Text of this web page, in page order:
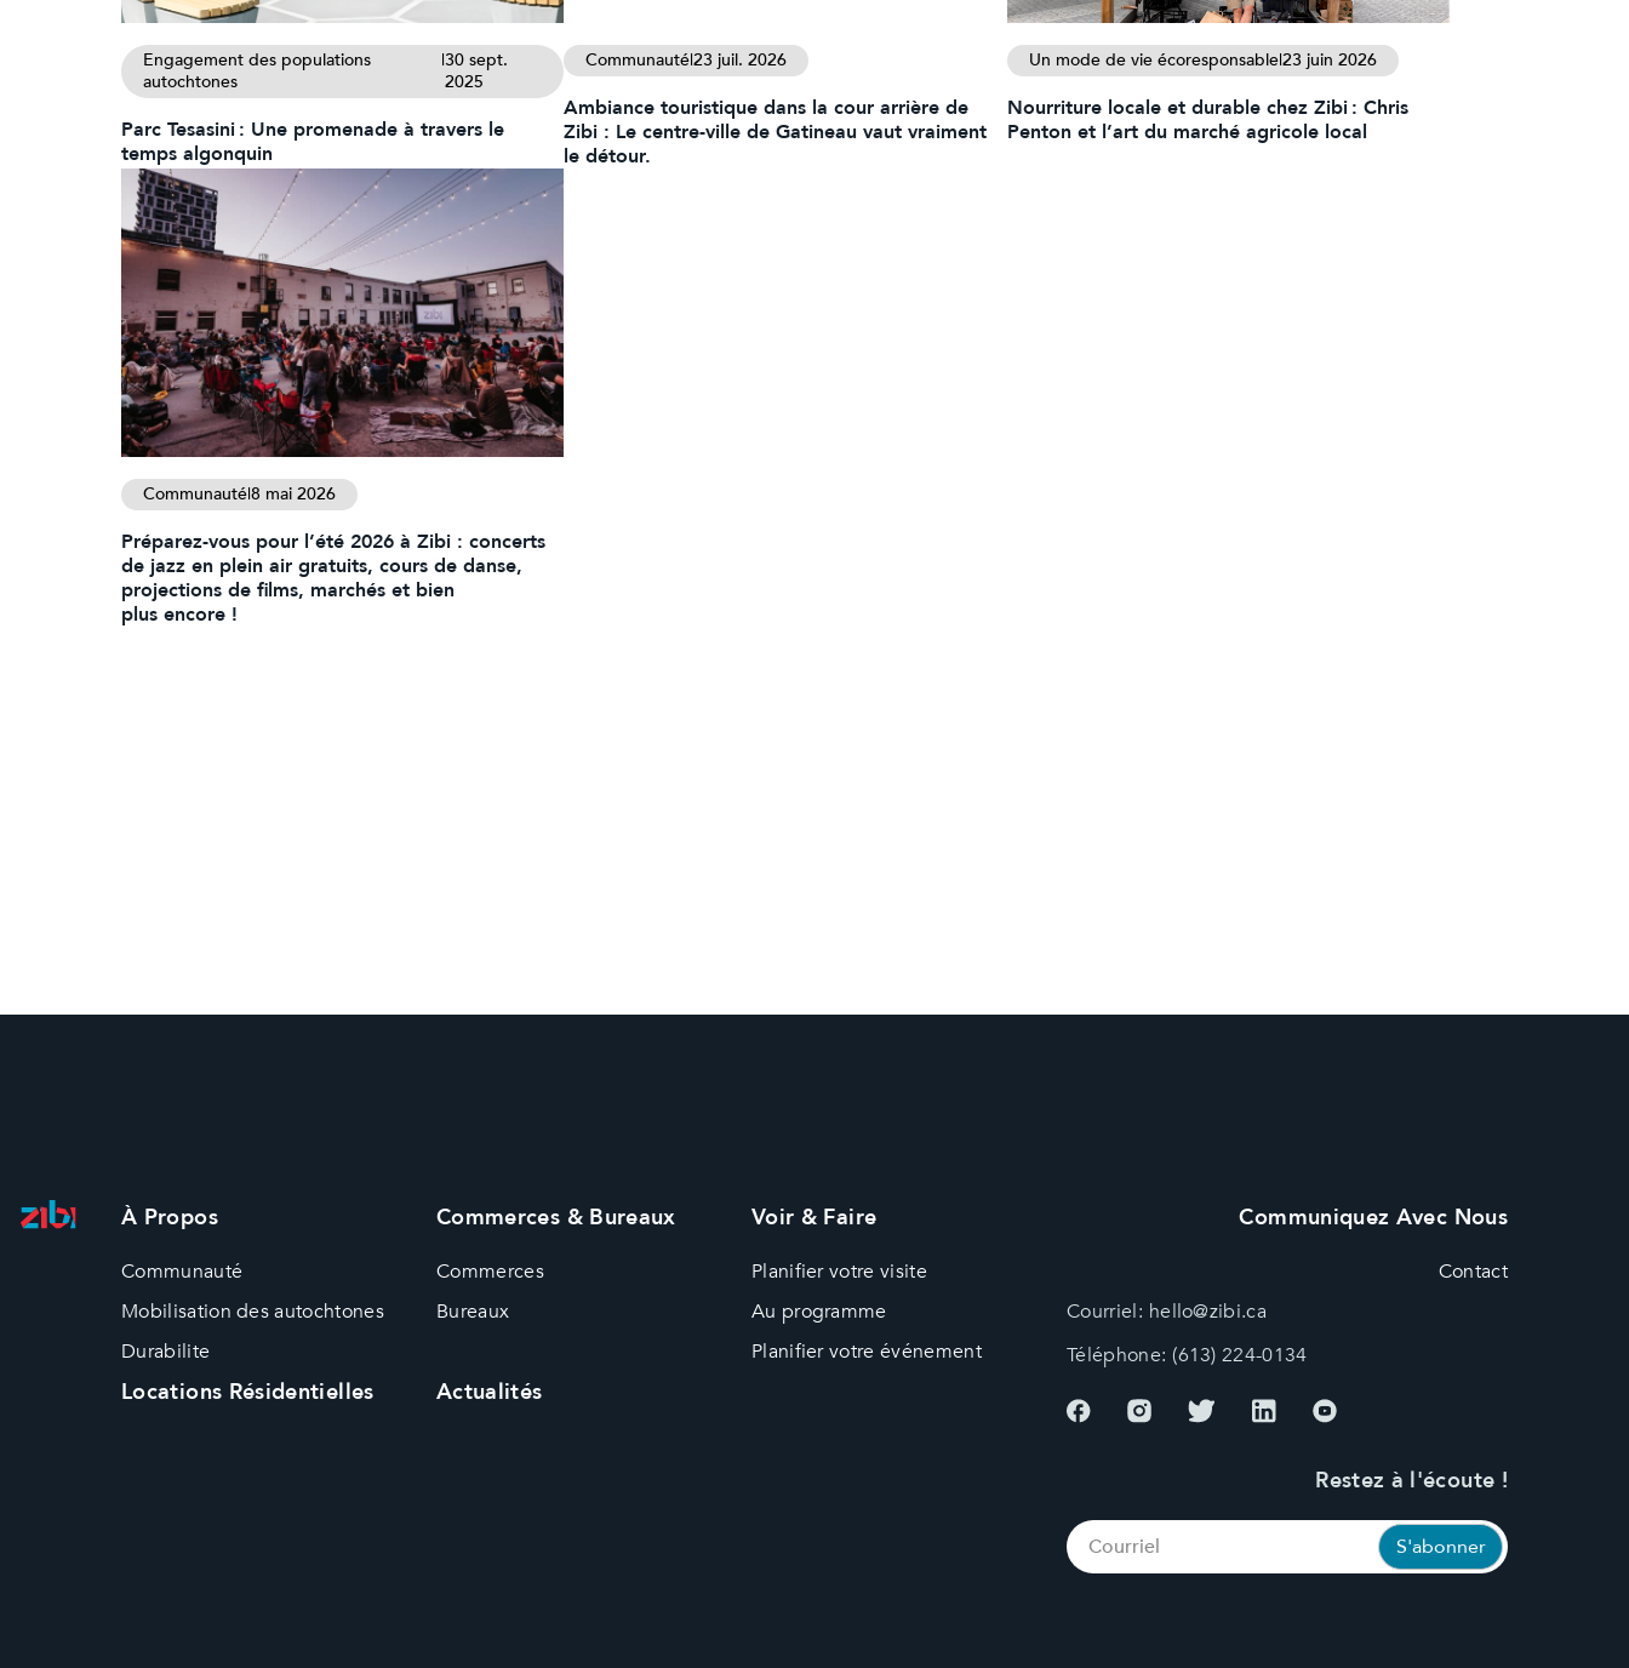
Engagement des populations
autochtones
|30 sept.
2025
Parc Tesasini : Une promenade à travers le
temps algonquin
Communauté|23 juil. 2026
Ambiance touristique dans la cour arrière de
Zibi : Le centre-ville de Gatineau vaut vraiment
le détour.
Un mode de vie écoresponsable|23 juin 2026
Nourriture locale et durable chez Zibi : Chris
Penton et l’art du marché agricole local
Communauté|8 mai 2026
Préparez-vous pour l’été 2026 à Zibi : concerts
de jazz en plein air gratuits, cours de danse,
projections de films, marchés et bien
plus encore !
À Propos
Communauté
Mobilisation des autochtones
Durabilite
Commerces & Bureaux
Commerces
Bureaux
Voir & Faire
Planifier votre visite
Au programme
Planifier votre événement
Locations Résidentielles Actualités
Communiquez Avec Nous
Contact
Courriel: hello@zibi.ca
Téléphone: (613) 224-0134
Restez à l'écoute !